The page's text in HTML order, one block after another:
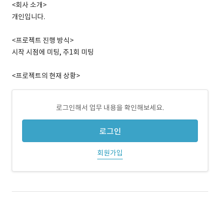
<회사 소개>
개인입니다.
<프로젝트 진행 방식>
시작 시점에 미팅, 주1회 미팅
<프로젝트의 현재 상황>
로그인해서 업무 내용을 확인해보세요.
로그인
회원가입